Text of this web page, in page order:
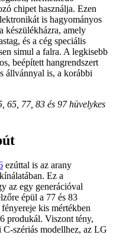
chipet használja. Ezen
is hagyományos
készülékházra, amely
és a cég speciális
simul a falra. A legkisebb
beépített hangrendszert
állvánnyal is, a korábbi
77, 83 és 97 hüvelykes
ezúttal is az arany
Ez a
az egy generációval
épül a 77 és 83
kis mértékben
produkál. Viszont tény,
szériás modellhez, az LG